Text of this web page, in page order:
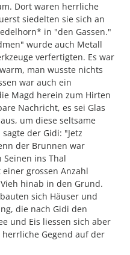
Dort waren herrliche
siedelten sie sich an
in "den Gassen."
wurde auch Metall
verfertigten. Es war
man wusste nichts
war auch ein
Magd herein zum Hirten
Nachricht, es sei Glas
um diese seltsame
der Gidi: "Jetz
der Brunnen war
ins Thal
grossen Anzahl
hinab in den Grund.
sich Häuser und
die nach Gidi den
und Eis liessen sich aber
Gegend auf der